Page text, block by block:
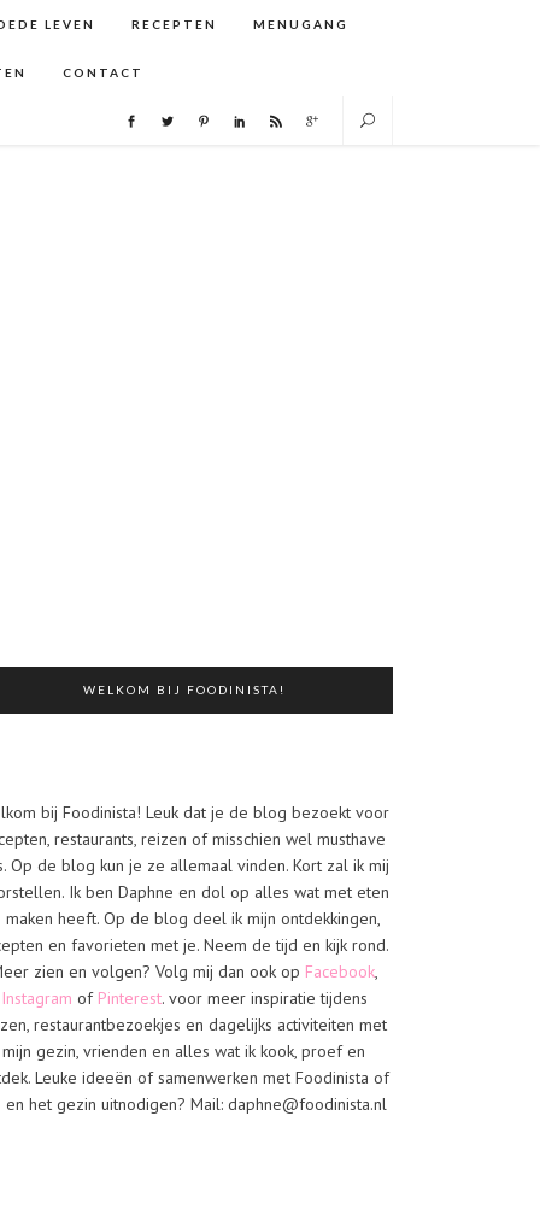
LEVEN RECEPTEN MENUGANG
CONTACT
WELKOM BIJ FOODINISTA!
bij Foodinista! Leuk dat je de blog bezoekt voor
restaurants, reizen of misschien wel musthave
Op de blog kun je ze allemaal vinden. Kort zal ik mij
Ik ben Daphne en dol op alles wat met eten
maken heeft. Op de blog deel ik mijn ontdekkingen,
en favorieten met je. Neem de tijd en kijk rond.
zien en volgen? Volg mij dan ook op Facebook,
Instagram of Pinterest. voor meer inspiratie tijdens
restaurantbezoekjes en dagelijks activiteiten met
mijn gezin, vrienden en alles wat ik kook, proef en
Leuke ideeën of samenwerken met Foodinista of
en het gezin uitnodigen? Mail: daphne@foodinista.nl